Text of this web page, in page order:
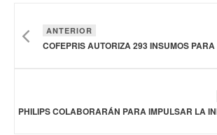
ANTERIOR
COFEPRIS AUTORIZA 293 INSUMOS